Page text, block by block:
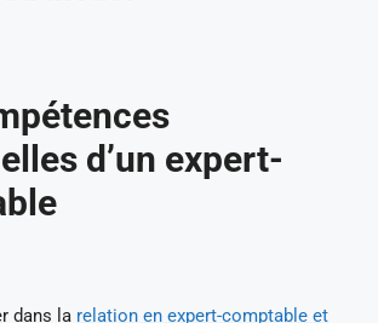
d’un expert-
dans la relation en expert-comptable et